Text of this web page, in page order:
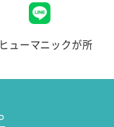
ューマニックが所